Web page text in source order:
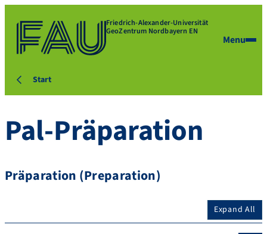
Friedrich-Alexander-Universität
GeoZentrum Nordbayern EN
Menu
Start
Pal-Präparation
Präparation (Preparation)
Expand All